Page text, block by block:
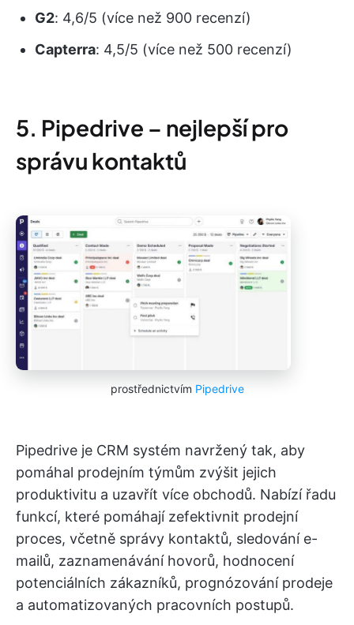
G2: 4,6/5 (více než 900 recenzí)
Capterra: 4,5/5 (více než 500 recenzí)
5. Pipedrive – nejlepší pro
správu kontaktů
prostřednictvím Pipedrive
Pipedrive je CRM systém navržený tak, aby
pomáhal prodejním týmům zvýšit jejich
produktivitu a uzavřít více obchodů. Nabízí řadu
funkcí, které pomáhají zefektivnit prodejní
proces, včetně správy kontaktů, sledování e-
mailů, zaznamenávání hovorů, hodnocení
potenciálních zákazníků, prognózování prodeje
a automatizovaných pracovních postupů.